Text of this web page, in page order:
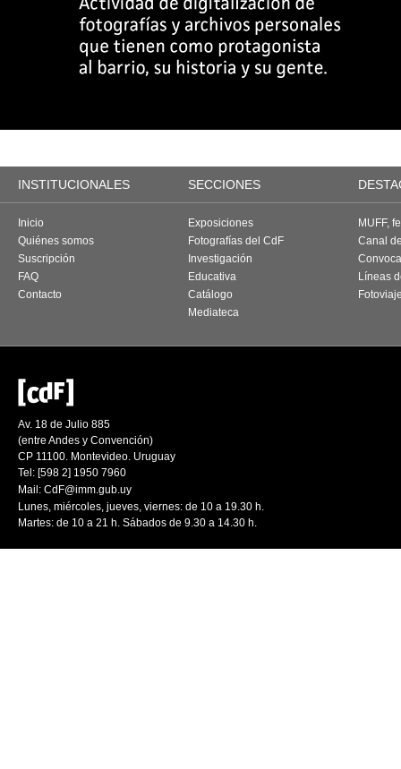
INSTITUCIONALES SECCIONES
Inicio
Quiénes somos
Suscripción
FAQ
Contacto
Exposiciones
Fotografías del CdF
Investigación
Educativa
Catálogo
Mediateca
MUFF,
Canal
Líneas
Av. 18 de Julio 885
(entre Andes y Convención)
CP 11100. Montevideo. Uruguay
Tel: [598 2] 1950 7960
Mail: CdF@imm.gub.uy
Lunes, miércoles, jueves, viernes: de 10 a 19.30 h.
Martes: de 10 a 21 h. Sábados de 9.30 a 14.30 h.